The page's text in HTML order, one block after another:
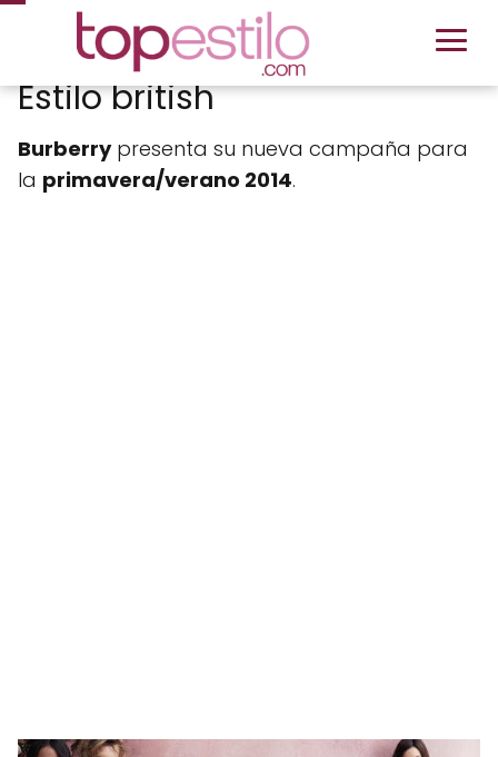
Estilo british
Burberrypresenta su nueva campaña para
la primavera/verano 2014.